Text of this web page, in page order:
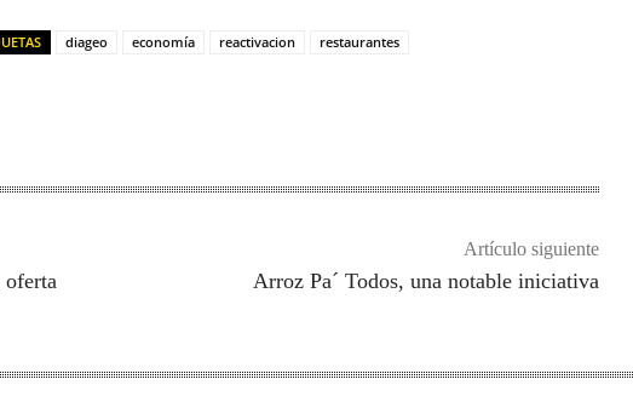
diageo economía reactivacion restaurantes
oferta
Artículo siguiente
Arroz Pa´ Todos, una notable iniciativa